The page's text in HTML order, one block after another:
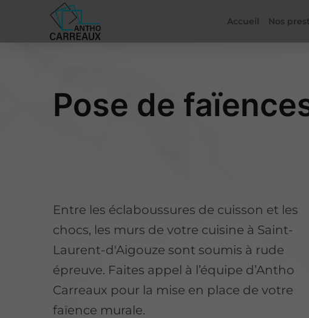
Accueil Nos
Pose de
Entre les éclaboussures de cuisson et les
chocs, les murs de votre cuisine à Saint-
Laurent-d'Aigouze sont soumis à rude
épreuve. Faites appel à l’équipe d’Antho
Carreaux pour la mise en place de votre
faïence murale.